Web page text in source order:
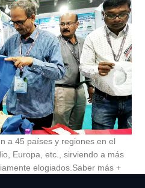
a 45 países y regiones en el
Europa, etc., sirviendo a más
elogiados.Saber más +